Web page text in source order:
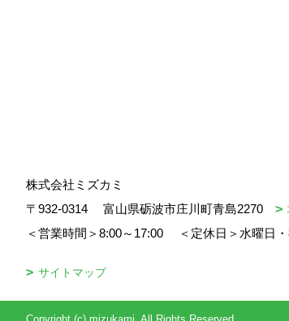
株式会社ミズカミ
〒932-0314
富山県砺波市庄川町青島2270
＜営業時間＞8:00～17:00
＜定休日＞水曜日
サイトマップ